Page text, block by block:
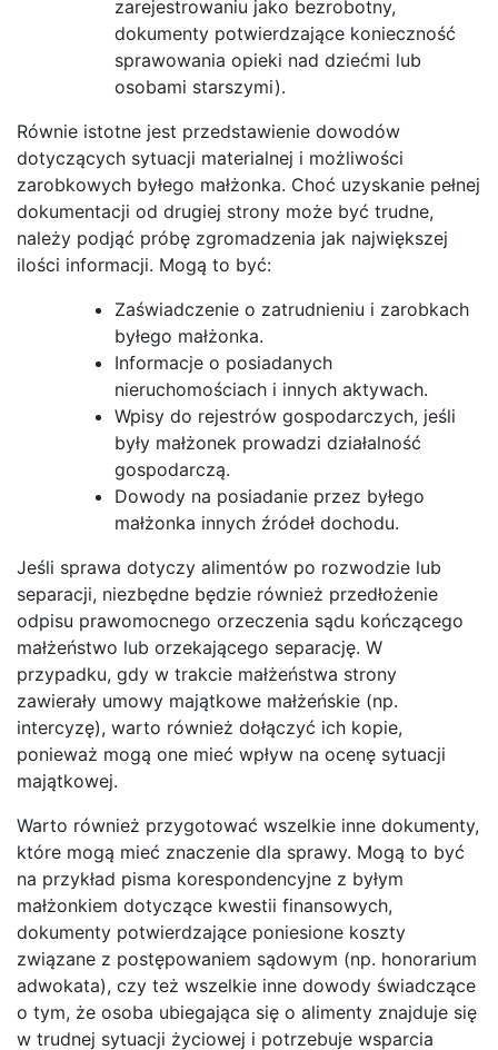
zarejestrowaniu jako bezrobotny,
dokumenty potwierdzające konieczność
sprawowania opieki nad dziećmi lub
osobami starszymi).
Równie istotne jest przedstawienie dowodów
dotyczących sytuacji materialnej i możliwości
zarobkowych byłego małżonka. Choć uzyskanie pełnej
dokumentacji od drugiej strony może być trudne,
należy podjąć próbę zgromadzenia jak największej
ilości informacji. Mogą to być:
Zaświadczenie o zatrudnieniu i zarobkach
byłego małżonka.
Informacje o posiadanych
nieruchomościach i innych aktywach.
Wpisy do rejestrów gospodarczych, jeśli
były małżonek prowadzi działalność
gospodarczą.
Dowody na posiadanie przez byłego
małżonka innych źródeł dochodu.
Jeśli sprawa dotyczy alimentów po rozwodzie lub
separacji, niezbędne będzie również przedłożenie
odpisu prawomocnego orzeczenia sądu kończącego
małżeństwo lub orzekającego separację. W
przypadku, gdy w trakcie małżeństwa strony
zawierały umowy majątkowe małżeńskie (np.
intercyzę), warto również dołączyć ich kopie,
ponieważ mogą one mieć wpływ na ocenę sytuacji
majątkowej.
Warto również przygotować wszelkie inne dokumenty,
które mogą mieć znaczenie dla sprawy. Mogą to być
na przykład pisma korespondencyjne z byłym
małżonkiem dotyczące kwestii finansowych,
dokumenty potwierdzające poniesione koszty
związane z postępowaniem sądowym (np. honorarium
adwokata), czy też wszelkie inne dowody świadczące
o tym, że osoba ubiegająca się o alimenty znajduje się
w trudnej sytuacji życiowej i potrzebuje wsparcia